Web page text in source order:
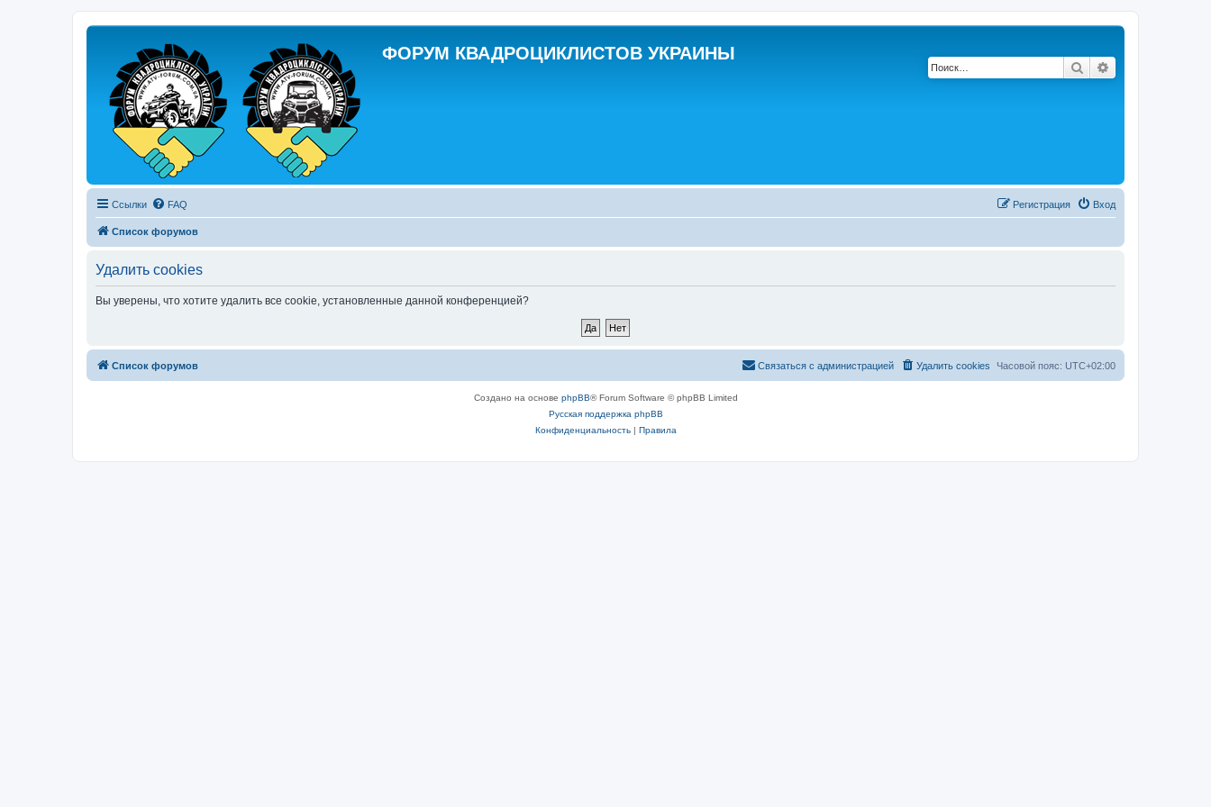
ФОРУМ КВАДРОЦИКЛИСТОВ УКРАИНЫ
Поиск
Ссылки FAQ Вход
Регистрация
Список форумов
Удалить cookies
Вы уверены, что хотите удалить все cookie, установленные данной конференцией?
Список форумов Часовой пояс: UTC+02:00
Удалить cookies
Связаться с администрацией
Создано на основе phpBB® Forum Software © phpBB Limited
Русская поддержка phpBB
Конфиденциальность| Правила